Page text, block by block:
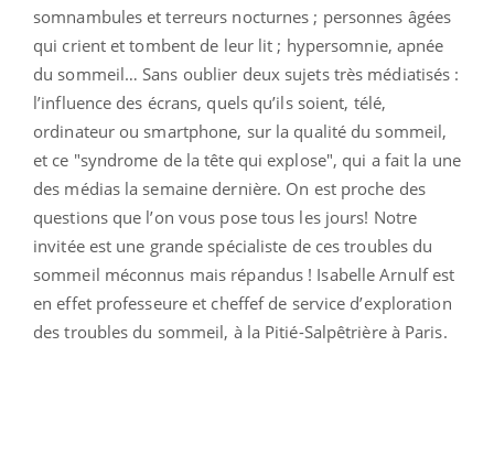
somnambules et terreurs nocturnes ; personnes âgées
qui crient et tombent de leur lit ; hypersomnie, apnée
du sommeil… Sans oublier deux sujets très médiatisés :
l’influence des écrans, quels qu’ils soient, télé,
ordinateur ou smartphone, sur la qualité du sommeil,
et ce "syndrome de la tête qui explose", qui a fait la une
des médias la semaine dernière. On est proche des
questions que l’on vous pose tous les jours! Notre
invitée est une grande spécialiste de ces troubles du
sommeil méconnus mais répandus ! Isabelle Arnulf est
en effet professeure et cheffef de service d’exploration
des troubles du sommeil, à la Pitié-Salpêtrière à Paris.